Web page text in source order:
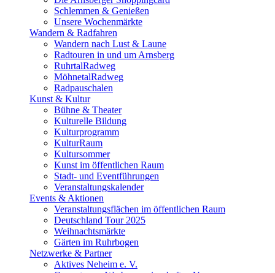
Schlemmen & Genießen
Unsere Wochenmärkte
Wandern & Radfahren
Wandern nach Lust & Laune
Radtouren in und um Arnsberg
RuhrtalRadweg
MöhnetalRadweg
Radpauschalen
Kunst & Kultur
Bühne & Theater
Kulturelle Bildung
Kulturprogramm
KulturRaum
Kultursommer
Kunst im öffentlichen Raum
Stadt- und Eventführungen
Veranstaltungskalender
Events & Aktionen
Veranstaltungsflächen im öffentlichen Raum
Deutschland Tour 2025
Weihnachtsmärkte
Gärten im Ruhrbogen
Netzwerke & Partner
Aktives Neheim e. V.